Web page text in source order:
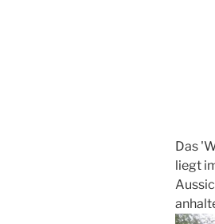
Das
liegt